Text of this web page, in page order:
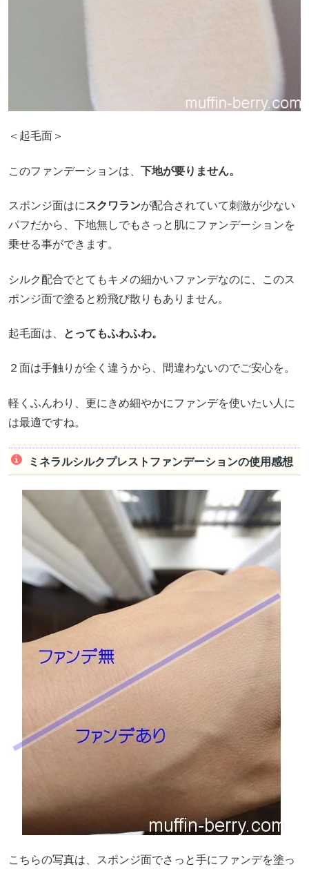
＜起毛面＞
このファンデーションは、 下地が要りません。
スポンジ面はに スクワランが配合されていて刺激が少ない
パフだから、下地無しでもさっと肌にファンデーションを
乗せる事ができます。
シルク配合でとてもキメの細かいファンデなのに、このス
ポンジ面で塗ると粉飛び散りもありません。
起毛面は、 とってもふわふわ。
２面は手触りが全く違うから、間違わないのでご安心を。
軽くふんわり、更にきめ細やかにファンデを使いたい人に
は最適ですね。
ミネラルシルクプレストファンデーションの使用感想
こちらの写真は、スポンジ面でさっと手にファンデを塗っ